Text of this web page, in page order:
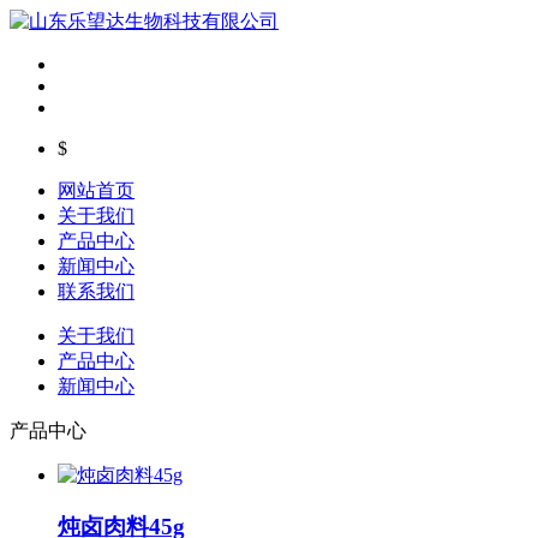
$
网站首页
关于我们
产品中心
新闻中心
联系我们
关于我们
产品中心
新闻中心
产品中心
炖卤肉料45g